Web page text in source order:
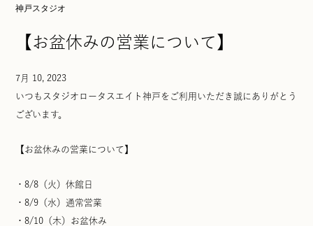
神戸スタジオ
【お盆休みの営業について】
7月 10, 2023
いつもスタジオロータスエイト神戸をご利用いただき誠にありがとう
ございます。
【お盆休みの営業について】
・8/8（火）休館日
・8/9（水）通常営業
・8/10（木）お盆休み